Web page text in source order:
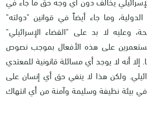
الدولية، وما جاء أيضاً في قوانين "دولته"
وعليه لا بد على "القضاء الإسرائيلي"
على هذه الأفعال بموجب نصوص
إلا أنه لا يوجد أي مسائلة قانونية للمعتدي
ولكن هذا لا ينفي حق أي إنسان على
بيئة نظيفة وسليمة وآمنة من أي انتهاك